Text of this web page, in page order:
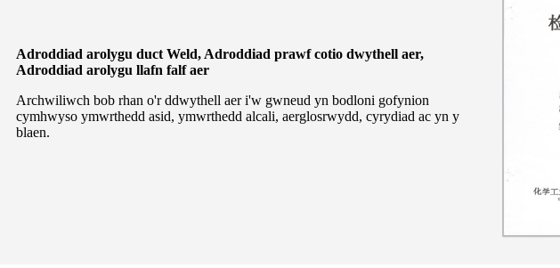
Adroddiad arolygu duct Weld, Adroddiad prawf cotio dwythell aer,
Adroddiad arolygu llafn falf aer
Archwiliwch bob rhan o'r ddwythell aer i'w gwneud yn bodloni gofynion
cymhwyso ymwrthedd asid, ymwrthedd alcali, aerglosrwydd, cyrydiad ac yn y
blaen.